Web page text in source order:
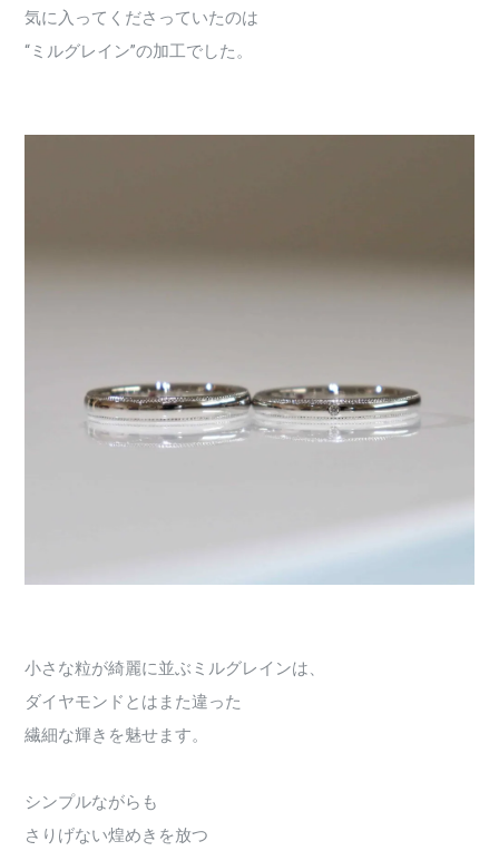
気に入ってくださっていたのは
“ミルグレイン”の加工でした。
小さな粒が綺麗に並ぶミルグレインは、
ダイヤモンドとはまた違った
繊細な輝きを魅せます。
シンプルながらも
さりげない煌めきを放つ